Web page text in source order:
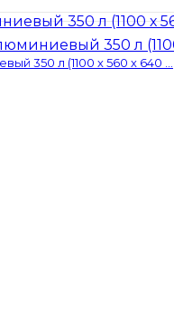
350 л (1100 х 560 х 640 ...